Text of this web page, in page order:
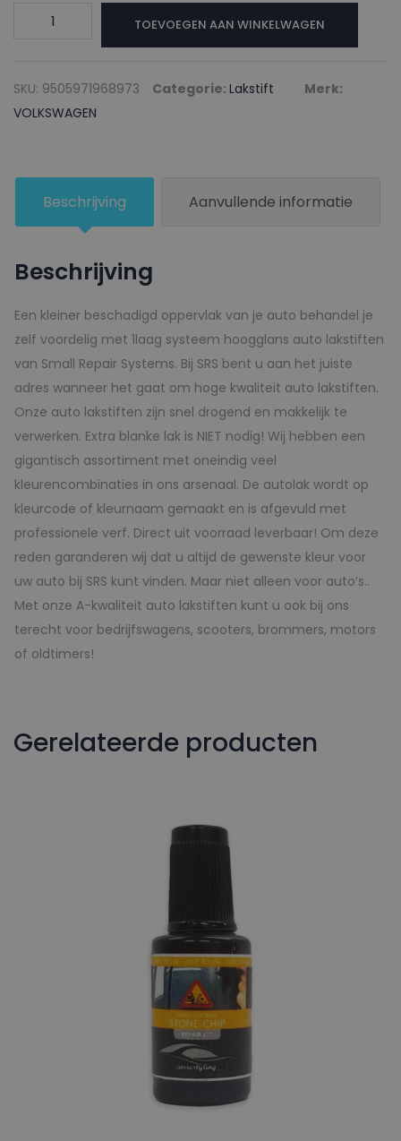
VOLKSWAGEN
ZIRKONBRAUN
-
TOEVOEGEN AAN WINKELWAGEN
SKU: 9505971968973 Categorie: Lakstift
Merk:
VOLKSWAGEN
Beschrijving Aanvullende informatie
Beschrijving
Een kleiner beschadigd oppervlak van je auto behandel je
zelf voordelig met 1laag systeem hoogglans auto lakstiften
van Small Repair Systems. Bij SRS bent u aan het juiste
adres wanneer het gaat om hoge kwaliteit auto lakstiften.
Onze auto lakstiften zijn snel drogend en makkelijk te
verwerken. Extra blanke lak is NIET nodig! Wij hebben een
gigantisch assortiment met oneindig veel
kleurencombinaties in ons arsenaal. De autolak wordt op
kleurcode of kleurnaam gemaakt en is afgevuld met
professionele verf. Direct uit voorraad leverbaar! Om deze
reden garanderen wij dat u altijd de gewenste kleur voor
uw auto bij SRS kunt vinden. Maar niet alleen voor auto’s..
Met onze A-kwaliteit auto lakstiften kunt u ook bij ons
terecht voor bedrijfswagens, scooters, brommers, motors
of oldtimers!
Gerelateerde producten